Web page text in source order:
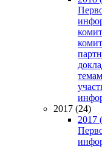
темам
2017 (24)
2017